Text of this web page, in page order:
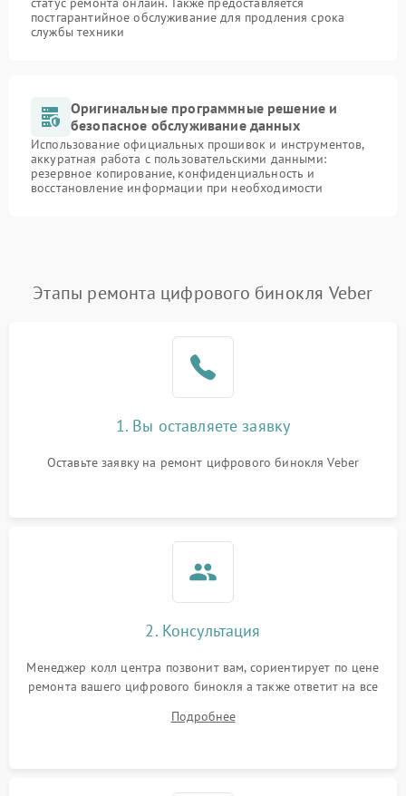
постгарантийное обслуживание для продления срока
службы техники
Оригинальные программные решение и
безопасное обслуживание данных
Использование официальных прошивок и инструментов,
аккуратная работа с пользовательскими данными:
резервное копирование, конфиденциальность и
восстановление информации при необходимости
Этапы ремонта цифрового бинокля Veber
1. Вы оставляете заявку
Оставьте заявку на ремонт цифрового бинокля Veber
2. Консультация
Менеджер колл центра позвонит вам, сориентирует по цене
ремонта вашего цифрового бинокля а также ответит на все
Подробнее